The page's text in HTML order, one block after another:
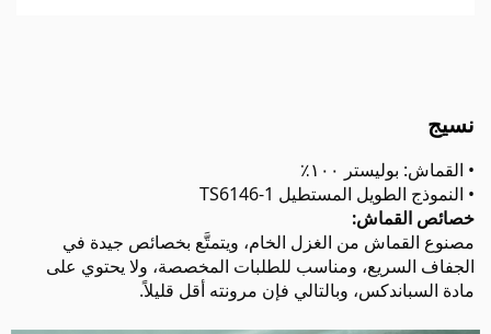
نسيج
• القماش: بوليستر ١٠٠٪
• النموذج الطويل المستطيل TS6146-1
خصائص القماش:
مصنوع القماش من الغزل الخام، ويتمتَّع بخصائص جيدة في
الجفاف السريع، ومناسب للطلبات المخصصة، ولا يحتوي على
مادة السباندكس، وبالتالي فإن مرونته أقل قليلاً.